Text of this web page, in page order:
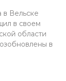
в Вельске
в своем
области
в